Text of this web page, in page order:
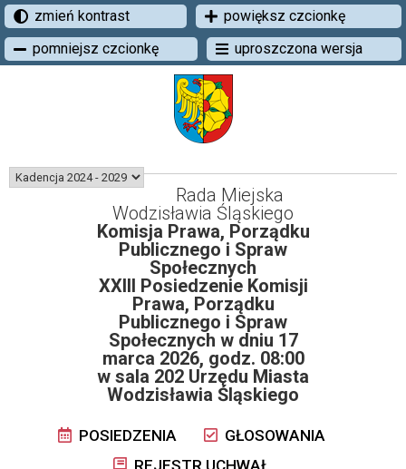
zmień kontrast
powiększ czcionkę
pomniejsz czcionkę
uproszczona wersja
Rada Miejska
Wodzisławia Śląskiego
Komisja Prawa, Porządku
Publicznego i Spraw
Społecznych
XXIII Posiedzenie Komisji
Prawa, Porządku
Publicznego i Spraw
Społecznych w dniu 17
marca 2026, godz. 08:00
w sala 202 Urzędu Miasta
Wodzisławia Śląskiego
POSIEDZENIA
GŁOSOWANIA
REJESTR UCHWAŁ